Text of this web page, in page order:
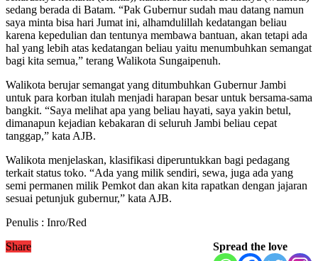
sedang berada di Batam. “Pak Gubernur sudah mau datang namun
saya minta bisa hari Jumat ini, alhamdulillah kedatangan beliau
karena kepedulian dan tentunya membawa bantuan, akan tetapi ada
hal yang lebih atas kedatangan beliau yaitu menumbuhkan semangat
bagi kita semua,” terang Walikota Sungaipenuh.
Walikota berujar semangat yang ditumbuhkan Gubernur Jambi
untuk para korban itulah menjadi harapan besar untuk bersama-sama
bangkit. “Saya melihat apa yang beliau hayati, saya yakin betul,
dimanapun kejadian kebakaran di seluruh Jambi beliau cepat
tanggap,” kata AJB.
Walikota menjelaskan, klasifikasi diperuntukkan bagi pedagang
terkait status toko. “Ada yang milik sendiri, sewa, juga ada yang
semi permanen milik Pemkot dan akan kita rapatkan dengan jajaran
sesuai petunjuk gubernur,” kata AJB.
Penulis : Inro/Red
Spread the love
Share